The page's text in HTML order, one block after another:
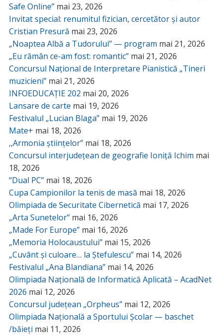
Safe Online” mai 23, 2026
Invitat special: renumitul fizician, cercetător și autor
Cristian Presură mai 23, 2026
„Noaptea Albă a Tudorului” — program mai 21, 2026
„Eu rămân ce-am fost: romantic” mai 21, 2026
Concursul Național de Interpretare Pianistică „Tineri
muzicieni” mai 21, 2026
INFOEDUCAȚIE 202 mai 20, 2026
Lansare de carte mai 19, 2026
Festivalul „Lucian Blaga” mai 19, 2026
Mate+ mai 18, 2026
,,Armonia științelor” mai 18, 2026
Concursul interjudețean de geografie Ioniță Ichim mai
18, 2026
“Dual PC” mai 18, 2026
Cupa Campionilor la tenis de masă mai 18, 2026
Olimpiada de Securitate Cibernetică mai 17, 2026
„Arta Sunetelor” mai 16, 2026
„Made For Europe” mai 16, 2026
„Memoria Holocaustului” mai 15, 2026
„Cuvânt și culoare… la Ștefulescu” mai 14, 2026
Festivalul „Ana Blandiana” mai 14, 2026
Olimpiada Națională de Informatică Aplicată – AcadNet
2026 mai 12, 2026
Concursul județean „Orpheus” mai 12, 2026
Olimpiada Națională a Sportului Școlar — baschet
/băieți mai 11, 2026